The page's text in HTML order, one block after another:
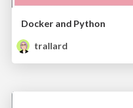
Docker and Python
trallard